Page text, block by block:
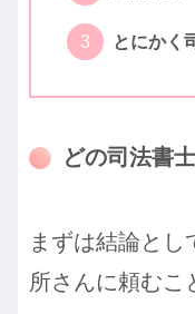
とにかく
どの司法書
まずは結論と
所さんに頼むこ